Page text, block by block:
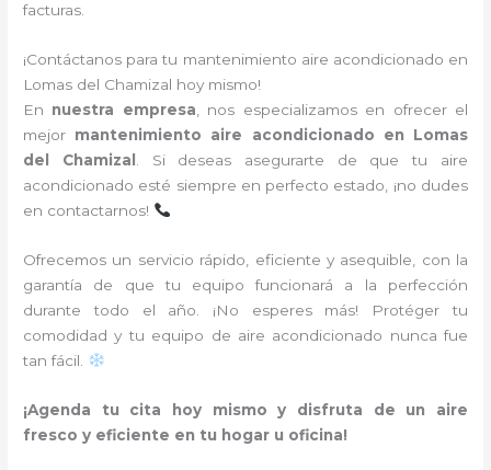
facturas.
¡Contáctanos para tu mantenimiento aire acondicionado en
Lomas del Chamizal hoy mismo!
En nuestra empresa , nos especializamos en ofrecer el
mejor mantenimiento aire acondicionado en Lomas
del Chamizal
. Si deseas asegurarte de que tu aire
acondicionado esté siempre en perfecto estado, ¡no dudes
en contactarnos!
Ofrecemos un servicio rápido, eficiente y asequible, con la
garantía de que tu equipo funcionará a la perfección
durante todo el año. ¡No esperes más! Protéger tu
comodidad y tu equipo de aire acondicionado nunca fue
tan fácil.
¡Agenda tu cita hoy mismo y disfruta de un aire
fresco y eficiente en tu hogar u oficina!